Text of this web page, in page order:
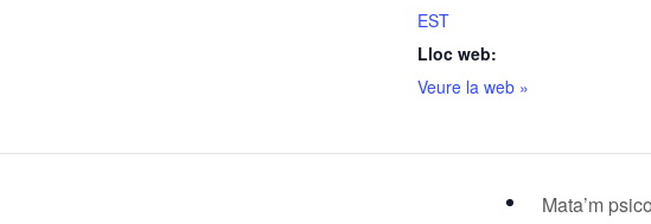
EST
Lloc web:
Veure la web »
Mata’m